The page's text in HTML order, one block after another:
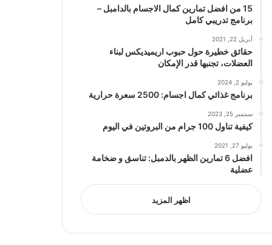
15 من افضل تمارين كمال الاجسام بالدامبل –
برنامج تدريبي كامل
أبريل 22, 2021
حقائق خطيرة حول حبوب اريميديكس لبناء
العضلات، تجنبها قدر الإمكان
يوليو 2, 2024
برنامج غذائي كمال اجسام: 2500 سعرة حرارية
سبتمبر 25, 2023
كيفية تناول 100 جرام من البروتين في اليوم
يوليو 27, 2021
افضل 6 تمارين الظهر بالدمبل: تناسق و ضخامة
عضلية
اظهر المزيد